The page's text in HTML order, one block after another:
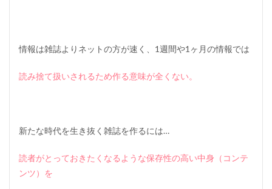
情報は雑誌よりネットの方が速く、1週間や1ヶ月の情報では
読み捨て扱いされるため作る意味が全くない。
新たな時代を生き抜く雑誌を作るには…
読者がとっておきたくなるような保存性の高い中身 （コンテ
ンツ） を